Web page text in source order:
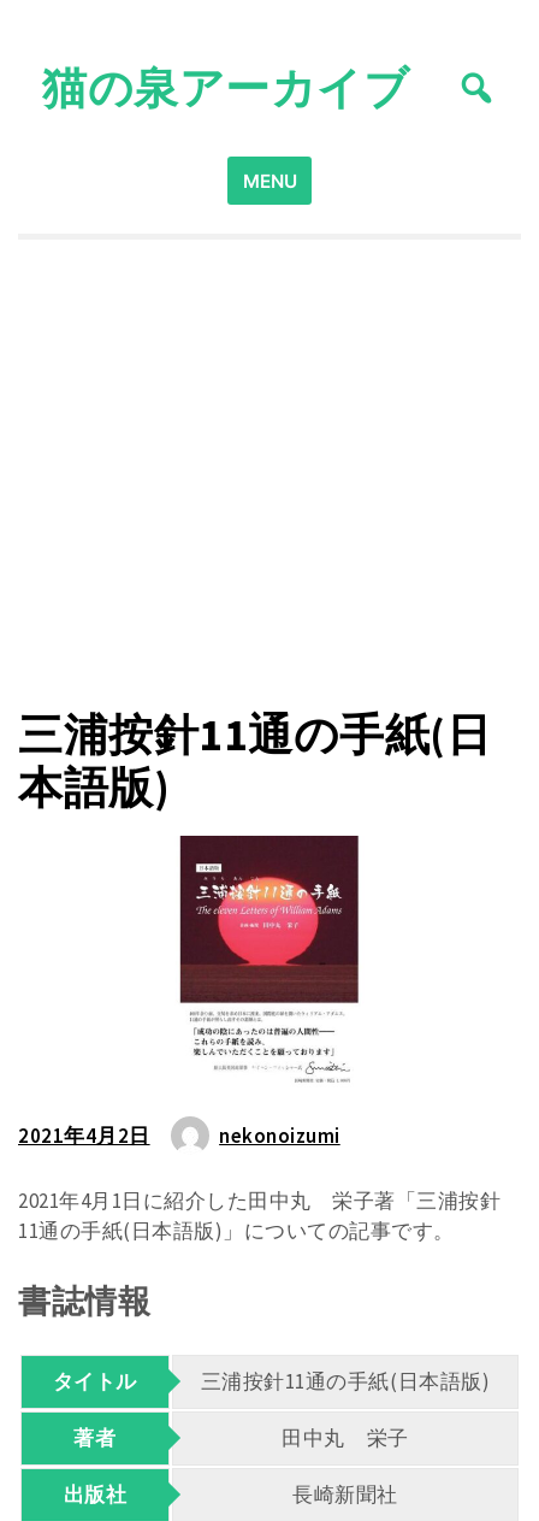
content猫の泉アーカイブ
Search
for:
MENU
三浦按針11通の手紙(日
本語版)
2021年4月2日 nekonoizumi
2021年4月1日に紹介した田中丸 栄子著「三浦按針
11通の手紙(日本語版)」についての記事です。
書誌情報
タイトル 三浦按針11通の手紙(日本語版)
著者 田中丸 栄子
出版社 長崎新聞社